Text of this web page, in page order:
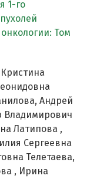
1-го
Том
Андрей
Владимирович
Латипова ,
Сергеевна
Телетаева,
, Ирина